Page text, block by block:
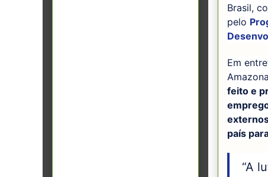
Brasil,
pelo
Em
feito e
país
“A